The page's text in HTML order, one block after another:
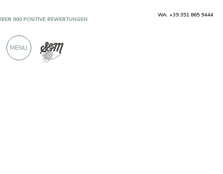
900 POSITIVE BEWERTUNGEN WA: +39 351 865 9444
MENU